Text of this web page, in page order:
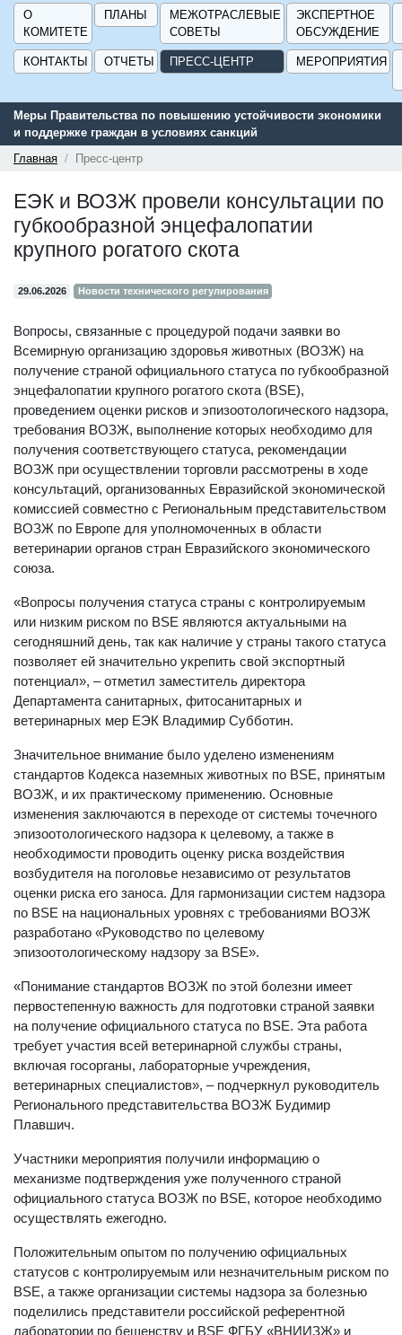
О
КОМИТЕТЕ
ПЛАНЫ
МЕЖОТРАСЛЕВЫЕ
СОВЕТЫ
ЭКСПЕРТНОЕ
ОБСУЖДЕНИЕ
КОНТАКТЫ ОТЧЕТЫ ПРЕСС-ЦЕНТР МЕРОПРИЯТИЯ
Правительства по повышению устойчивости экономики
граждан в условиях санкций
Сервис
ГИСП».
Главная Пресс-центр
ЕЭК и ВОЗЖ провели консультации по
губкообразной энцефалопатии
крупного рогатого скота
29.06.2026 Новости технического регулирования
Вопросы, связанные с процедурой подачи заявки во
Всемирную организацию здоровья животных (ВОЗЖ) на
получение страной официального статуса по губкообразной
энцефалопатии крупного рогатого скота (BSE),
проведением оценки рисков и эпизоотологического надзора,
требования ВОЗЖ, выполнение которых необходимо для
получения соответствующего статуса, рекомендации
ВОЗЖ при осуществлении торговли рассмотрены в ходе
консультаций, организованных Евразийской экономической
комиссией совместно с Региональным представительством
ВОЗЖ по Европе для уполномоченных в области
ветеринарии органов стран Евразийского экономического
союза.
«Вопросы получения статуса страны с контролируемым
или низким риском по BSE являются актуальными на
сегодняшний день, так как наличие у страны такого статуса
позволяет ей значительно укрепить свой экспортный
потенциал», – отметил заместитель директора
Департамента санитарных, фитосанитарных и
ветеринарных мер ЕЭК Владимир Субботин.
Значительное внимание было уделено изменениям
стандартов Кодекса наземных животных по BSE, принятым
ВОЗЖ, и их практическому применению. Основные
изменения заключаются в переходе от системы точечного
эпизоотологического надзора к целевому, а также в
необходимости проводить оценку риска воздействия
возбудителя на поголовье независимо от результатов
оценки риска его заноса. Для гармонизации систем надзора
по BSE на национальных уровнях с требованиями ВОЗЖ
разработано «Руководство по целевому
эпизоотологическому надзору за BSE».
«Понимание стандартов ВОЗЖ по этой болезни имеет
первостепенную важность для подготовки страной заявки
на получение официального статуса по BSE. Эта работа
требует участия всей ветеринарной службы страны,
включая госорганы, лабораторные учреждения,
ветеринарных специалистов», – подчеркнул руководитель
Регионального представительства ВОЗЖ Будимир
Плавшич.
Участники мероприятия получили информацию о
механизме подтверждения уже полученного страной
официального статуса ВОЗЖ по BSE, которое необходимо
осуществлять ежегодно.
Положительным опытом по получению официальных
статусов с контролируемым или незначительным риском по
BSE, а также организации системы надзора за болезнью
поделились представители российской референтной
лаборатории по бешенству и BSE ФГБУ «ВНИИЗЖ» и